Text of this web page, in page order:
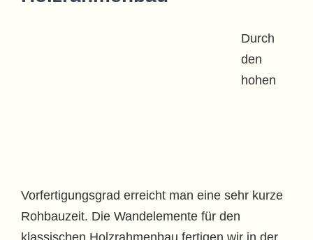
Durch
den
hohen
Vorfertigungsgrad erreicht man eine sehr kurze
Rohbauzeit. Die Wandelemente für den